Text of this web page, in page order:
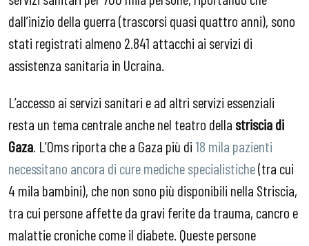
dall’inizio della guerra (trascorsi quasi quattro anni), sono
stati registrati almeno 2.841 attacchi ai servizi di
assistenza sanitaria in Ucraina.
L’accesso ai servizi sanitari e ad altri servizi essenziali
resta un tema centrale anche nel teatro della striscia di
Gaza . L’Oms riporta che a Gaza più di18 mila pazienti
necessitano ancora di cure mediche specialistiche(tra cui
4 mila bambini), che non sono più disponibili nella Striscia,
tra cui persone affette da gravi ferite da trauma, cancro e
malattie croniche come il diabete. Queste persone